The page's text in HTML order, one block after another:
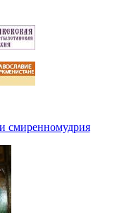
смиренномудрия